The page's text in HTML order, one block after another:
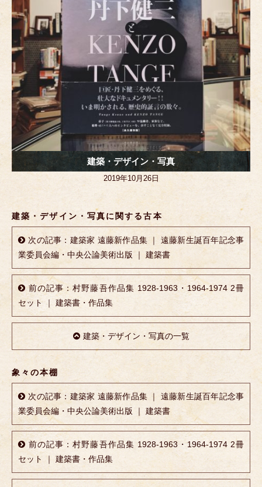
建築・デザイン・写真
2019年10月26日
建築・デザイン・写真に関する古本
次の記事：建築家 遠藤新作品集 ｜ 遠藤新生誕百年記念事
業委員会編・中央公論美術出版 ｜ 建築書
前の記事：村野藤吾作品集 1928-1963・1964-1974 2冊
セット ｜ 建築書・作品集
建築・デザイン・写真の一覧
象々の本棚
次の記事：建築家 遠藤新作品集 ｜ 遠藤新生誕百年記念事
業委員会編・中央公論美術出版 ｜ 建築書
前の記事：村野藤吾作品集 1928-1963・1964-1974 2冊
セット ｜ 建築書・作品集